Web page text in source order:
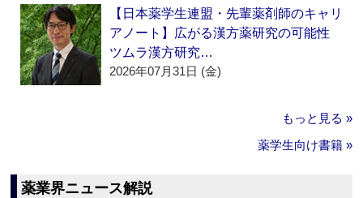
【日本薬学生連盟・先輩薬剤師のキャリ
アノート】広がる漢方薬研究の可能性
ツムラ漢方研究…
2026年07月31日 (金)
もっと見る »
薬学生向け書籍 »
薬業界ニュース解説